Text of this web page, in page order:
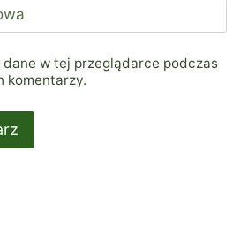
dane w tej przeglądarce podczas
komentarzy.